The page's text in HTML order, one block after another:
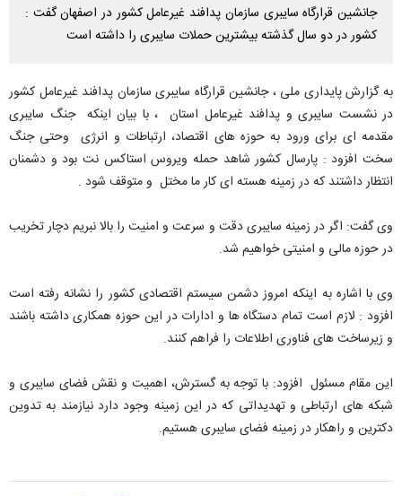
جانشین قرارگاه سایبری سازمان پدافند غیرعامل کشور در اصفهان گفت :
کشور در دو سال گذشته بیشترین حملات سایبری را داشته است
به گزارش پایداری ملی ، جانشین قرارگاه سایبری سازمان پدافند غیرعامل کشور
در نشست سایبری و پدافند غیرعامل استان ، با بیان اینکه جنگ سایبری
مقدمه ای برای ورود به حوزه های اقتصاد، ارتباطات و انرژی وحتی جنگ
سخت افزود : پارسال کشور شاهد حمله ویروس استاکس نت بود و دشمنان
انتظار داشتند که در زمینه هسته ای کار ما مختل و متوقف شود .
وی گفت: اگر در زمینه سایبری دقت و سرعت و امنیت را بالا نبریم دچار تخریب
در حوزه مالی و امنیتی خواهیم شد.
وی با اشاره به اینکه امروز دشمن سیستم اقتصادی کشور را نشانه رفته است
افزود : لازم است تمام دستگاه ها و ادارات در این حوزه همکاری داشته باشند
و زیرساخت های فناوری اطلاعات را فراهم کنند.
این مقام مسئول افزود: با توجه به گسترش، اهمیت و نقش فضای سایبری و
شبکه های ارتباطی و تهدیداتی که در این زمینه وجود دارد نیازمند به تدوین
دکترین و راهکار در زمینه فضای سایبری هستیم.